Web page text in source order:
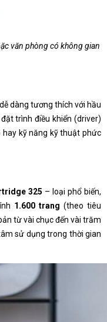
văn phòng có không gian
dàng tương thích với hầu
đặt trình điều khiển (driver)
hay kỹ năng kỹ thuật phức
325 – loại phổ biến,
1.600 trang (theo tiêu
từ vài chục đến vài trăm
sử dụng trong thời gian